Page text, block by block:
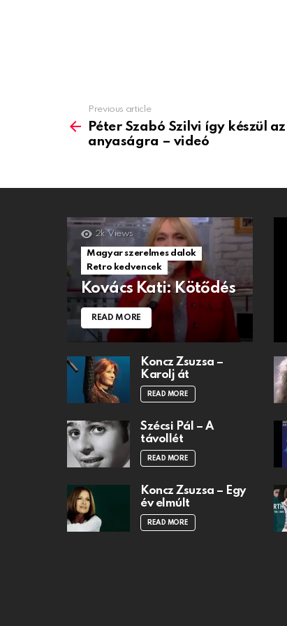
more
Previous article
Péter Szabó Szilvi így készül az
anyaságra – videó
2k Views
Magyar szerelmes dalok
Retro kedvencek
Kovács Kati: Kötődés
READ MORE
Koncz Zsuzsa –
Karolj át
READ MORE
Szécsi Pál – A
távollét
READ MORE
Koncz Zsuzsa – Egy
év elmúlt
READ MORE